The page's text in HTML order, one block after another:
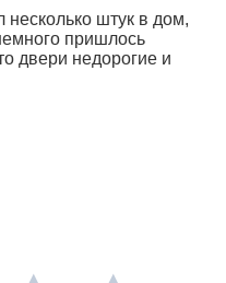
несколько штук в дом,
пришлось
двери недорогие и